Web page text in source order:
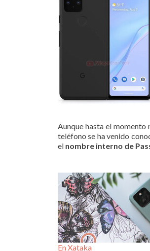
Aunque hasta el
teléfono se ha venido
el nombre interno de
En Xataka